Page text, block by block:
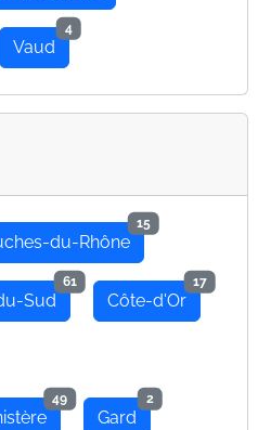
Vaud
4
du-Rhône
15
Sud
61
Côte-d'Or
17
49
Gard
2